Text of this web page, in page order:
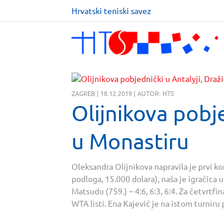
Hrvatski teniski savez
ZAGREB | 18.12.2019 | AUTOR: HTS
Olijnikova
u Monastiru
Oleksandra Olijnikova napravila je prvi
podloga, 15.000 dolara), naša je igračica
Matsudu (759.) – 4:6, 6:3, 6:4. Za
WTA listi. Ena Kajević je na istom